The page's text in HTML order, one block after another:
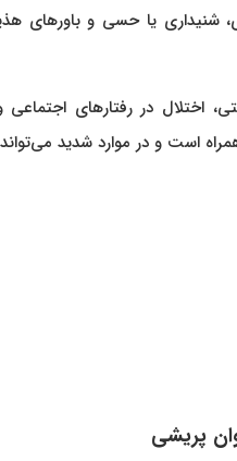
شنیداری یا حسی و باورهای
اختلال در رفتارهای اجتماعی
است و در موارد شدید
پریشی